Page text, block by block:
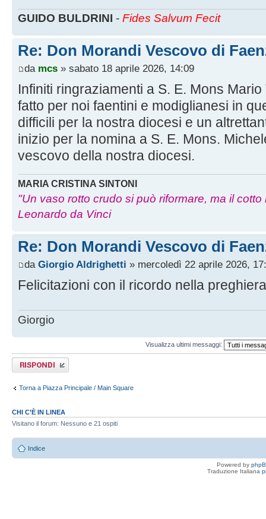
GUIDO BULDRINI - Fides Salvum Fecit
Re: Don Morandi Vescovo di
da mcs » sabato 18 aprile 2026, 14:09
Infiniti ringraziamenti a S. E. Mons
fatto per noi faentini e modiglianesi in
difficili per la nostra diocesi e un
inizio per la nomina a S. E. Mons.
vescovo della nostra diocesi.
MARIA CRISTINA SINTONI
"Un vaso rotto crudo si può riformare, ma il cotto
Leonardo da Vinci
Re: Don Morandi Vescovo di
da Giorgio Aldrighetti » mercoledì 22 aprile 2026,
Felicitazioni con il ricordo nella preghiera
Giorgio
Visualizza ultimi messaggi:
Rispondi al
messaggio
Torna a Piazza Principale / Main Square
CHI C’È IN LINEA
Visitano il forum: Nessuno e 21 ospiti
Indice
Powered by
Traduzione Italiana